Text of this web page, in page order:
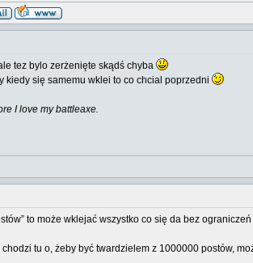
tez bylo zerżenięte skądś chyba
kiedy się samemu wklei to co chcial poprzedni
I love my battleaxe.
to może wklejać wszystko co się da bez
tu o, żeby być twardzielem z 1000000 postów,